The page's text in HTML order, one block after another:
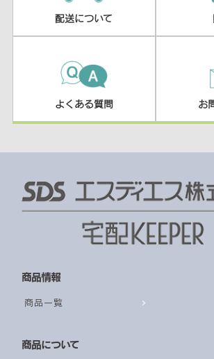
配送について
よくある質問 お
商品情報
商品一覧
商品について